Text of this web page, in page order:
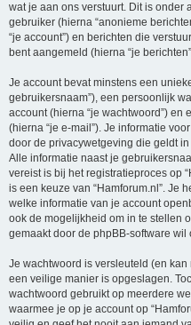
wat je aan ons verstuurt. Dit is onder
gebruiker (hierna “anonieme
“je account”) en berichten die
bent aangemeld (hierna “je
Je account bevat minstens een
gebruikersnaam”), een persoonlijk
account (hierna “je wachtwoord”)
(hierna “je e-mail”). Je informatie
door de privacywetgeving die geldt
Alle informatie naast je
vereist is bij het registratieproces op
is een keuze van “Hamforum.nl”. Je
welke informatie van je account
ook de mogelijkheid om in te stellen
gemaakt door de phpBB-software wil
Je wachtwoord is versleuteld (en
een veilige manier is opgeslagen.
wachtwoord gebruikt op meerdere
waarmee je op je account op